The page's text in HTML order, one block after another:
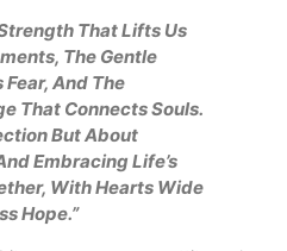
That Lifts Us
The Gentle
And The
That Connects Souls.
But About
Embracing Life’s
With Hearts Wide
Hope.”